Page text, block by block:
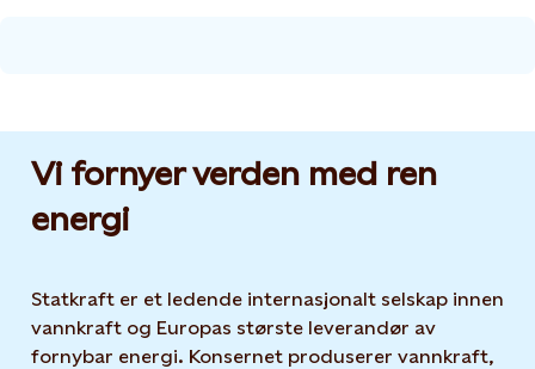
Vi fornyer verden med ren
energi
Statkraft er et ledende internasjonalt selskap innen
vannkraft og Europas største leverandør av
fornybar energi. Konsernet produserer vannkraft,